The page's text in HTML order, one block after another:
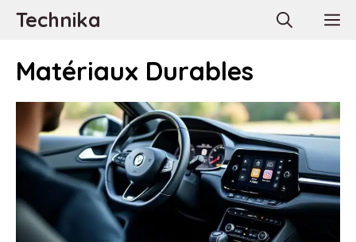
AllerTechnika
Matériaux Durables